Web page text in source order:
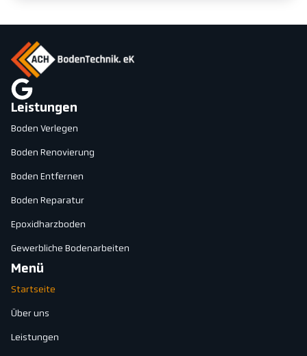
Leistungen
Boden Verlegen
Boden Renovierung
Boden Entfernen
Boden Reparatur
Epoxidharzboden
Gewerbliche Bodenarbeiten
Menü
Startseite
Über uns
Leistungen